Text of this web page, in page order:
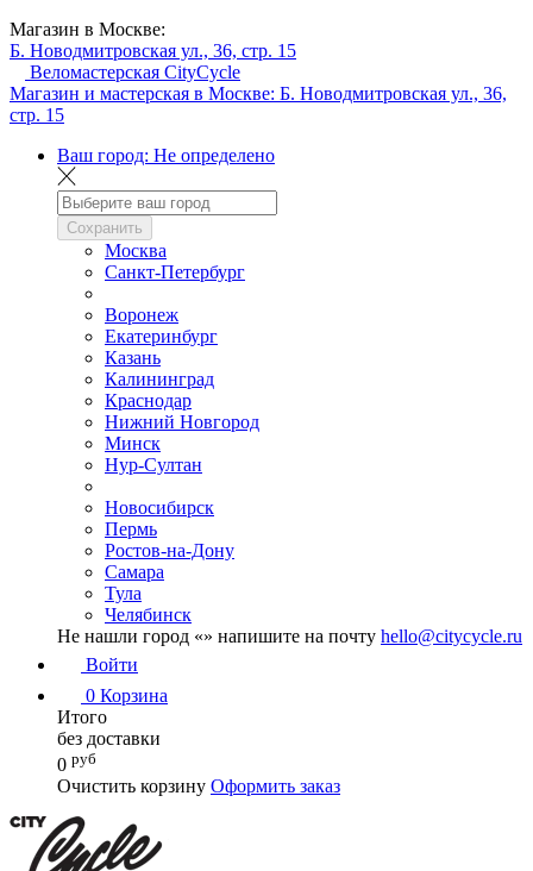
Магазин в Москве:
Б. Новодмитровская ул., 36, стр. 15
Веломастерская CityCycle
Магазин и мастерская в Москве: Б. Новодмитровская ул., 36,
стр. 15
Ваш город: Не определено
Сохранить
Москва
Санкт-Петербург
Воронеж
Екатеринбург
Казань
Калининград
Краснодар
Нижний Новгород
Минск
Нур-Султан
Новосибирск
Пермь
Ростов-на-Дону
Самара
Тула
Челябинск
Не нашли город «» напишите на почту hello@citycycle.ru
Войти
0 Корзина
Итого
без доставки
0 руб
Очистить корзину Оформить заказ